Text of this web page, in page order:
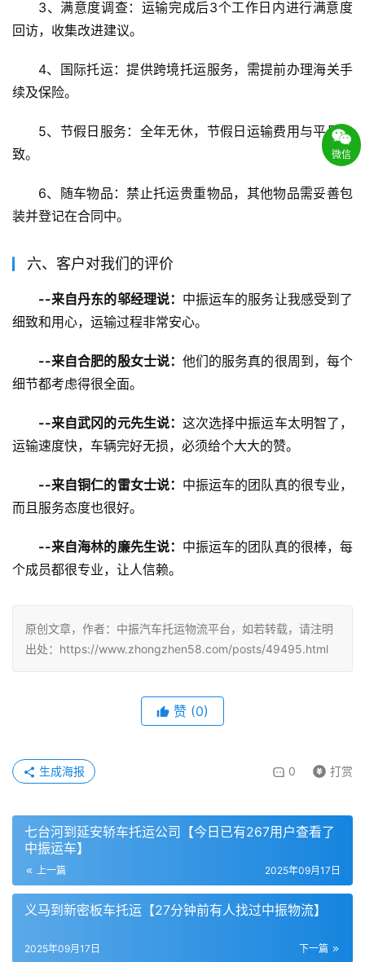
3、满意度调查：运输完成后3个工作日内进行满意度
回访，收集改进建议。
4、国际托运：提供跨境托运服务，需提前办理海关手
续及保险。
5、节假日服务：全年无休，节假日运输费用与平日一
致。
6、随车物品：禁止托运贵重物品，其他物品需妥善包
装并登记在合同中。
六、客户对我们的评价
--来自丹东的邬经理说： 中振运车的服务让我感受到了
细致和用心，运输过程非常安心。
--来自合肥的殷女士说： 他们的服务真的很周到，每个
细节都考虑得很全面。
--来自武冈的元先生说： 这次选择中振运车太明智了，
运输速度快，车辆完好无损，必须给个大大的赞。
--来自铜仁的雷女士说： 中振运车的团队真的很专业，
而且服务态度也很好。
--来自海林的廉先生说： 中振运车的团队真的很棒，每
个成员都很专业，让人信赖。
原创文章，作者：中振汽车托运物流平台，如若转载，请注明
出处：https://www.zhongzhen58.com/posts/49495.html
赞 (0)
0 打赏
生成海报
七台河到延安轿车托运公司【今日已有267用户查看了
中振运车】
上一篇 2025年09月17日
义马到新密板车托运【27分钟前有人找过中振物流】
下一篇
2025年09月17日
微信